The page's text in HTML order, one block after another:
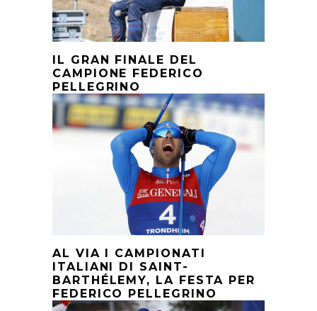
IL GRAN FINALE DEL
CAMPIONE FEDERICO
PELLEGRINO
AL VIA I CAMPIONATI
ITALIANI DI SAINT-
BARTHÉLEMY, LA FESTA PER
FEDERICO PELLEGRINO